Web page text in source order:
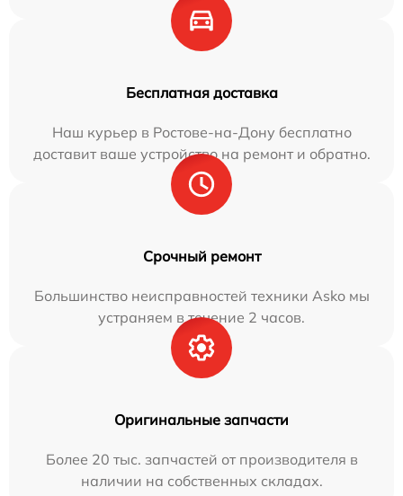
Бесплатная доставка
Наш курьер в Ростове-на-Дону бесплатно
доставит ваше устройство на ремонт и обратно.
Срочный ремонт
Большинство неисправностей техники Asko мы
устраняем в течение 2 часов.
Оригинальные запчасти
Более 20 тыс. запчастей от производителя в
наличии на собственных складах.